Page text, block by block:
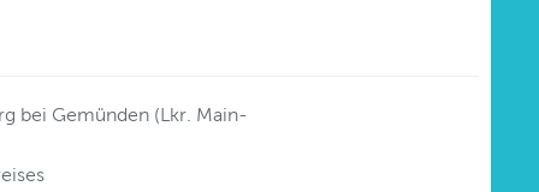
bei Gemünden (Lkr. Main-